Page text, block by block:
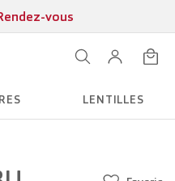
vous
LENTILLES